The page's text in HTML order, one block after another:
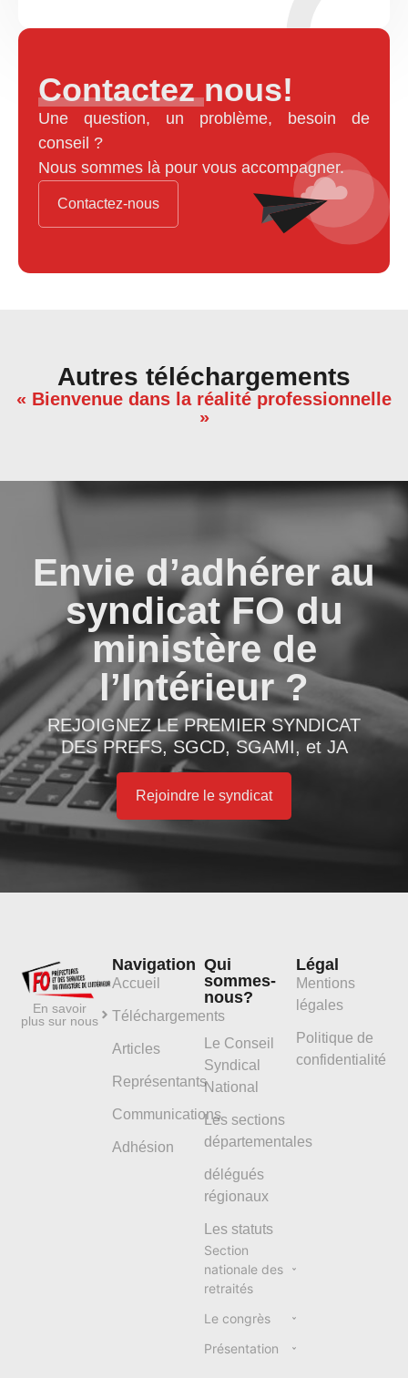
Contactez nous!
Une question, un problème, besoin de
conseil ?
Nous sommes là pour vous accompagner.
Contactez-nous
Autres téléchargements
« Bienvenue dans la réalité professionnelle
»
Envie d’adhérer au
syndicat FO du
ministère de
l’Intérieur ?
REJOIGNEZ LE PREMIER SYNDICAT
DES PREFS, SGCD, SGAMI, et JA
Rejoindre le syndicat
En savoir
plus sur nous
Navigation
Accueil
Téléchargements
Articles
Représentants
Communications
Adhésion
Qui
sommes-
nous?
Le Conseil
Syndical
National
Les sections
départementales
délégués
régionaux
Les statuts
Section
nationale des
retraités
Le congrès
Présentation
Légal
Mentions
légales
Politique de
confidentialité